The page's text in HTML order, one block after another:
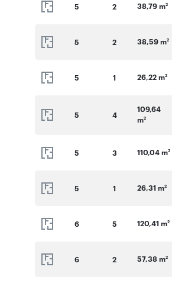
5 2 38,79 m2
5 2 38,59 m2
5 1 26,22 m2
5 4
109,64
m2
5 3 110,04 m2
5 1 26,31 m2
6 5 120,41 m2
6 2 57,38 m2